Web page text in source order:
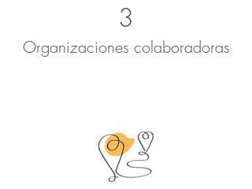
3
Organizaciones colaboradoras